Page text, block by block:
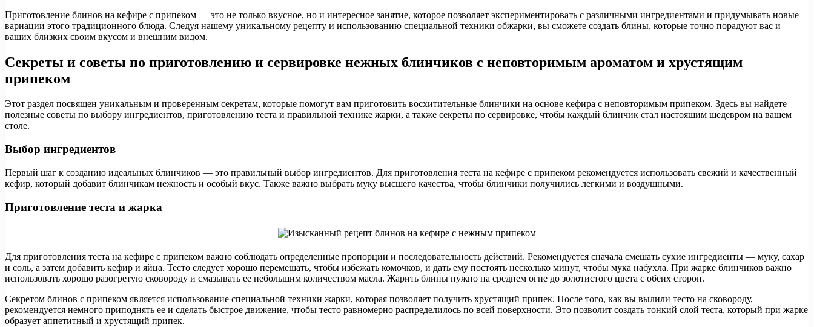
Приготовление блинов на кефире с припеком — это не только вкусное, но и интересное занятие, которое позволяет экспериментировать с различными ингредиентами и придумывать новые
вариации этого традиционного блюда. Следуя нашему уникальному рецепту и использованию специальной техники обжарки, вы сможете создать блины, которые точно порадуют вас и
ваших близких своим вкусом и внешним видом.
Секреты и советы по приготовлению и сервировке нежных блинчиков с неповторимым ароматом и хрустящим
припеком
Этот раздел посвящен уникальным и проверенным секретам, которые помогут вам приготовить восхитительные блинчики на основе кефира с неповторимым припеком. Здесь вы найдете
полезные советы по выбору ингредиентов, приготовлению теста и правильной технике жарки, а также секреты по сервировке, чтобы каждый блинчик стал настоящим шедевром на вашем
столе.
Выбор ингредиентов
Первый шаг к созданию идеальных блинчиков — это правильный выбор ингредиентов. Для приготовления теста на кефире с припеком рекомендуется использовать свежий и качественный
кефир, который добавит блинчикам нежность и особый вкус. Также важно выбрать муку высшего качества, чтобы блинчики получились легкими и воздушными.
Приготовление теста и жарка
Для приготовления теста на кефире с припеком важно соблюдать определенные пропорции и последовательность действий. Рекомендуется сначала смешать сухие ингредиенты — муку, сахар
и соль, а затем добавить кефир и яйца. Тесто следует хорошо перемешать, чтобы избежать комочков, и дать ему постоять несколько минут, чтобы мука набухла. При жарке блинчиков важно
использовать хорошо разогретую сковороду и смазывать ее небольшим количеством масла. Жарить блины нужно на среднем огне до золотистого цвета с обеих сторон.
Секретом блинов с припеком является использование специальной техники жарки, которая позволяет получить хрустящий припек. После того, как вы вылили тесто на сковороду,
рекомендуется немного приподнять ее и сделать быстрое движение, чтобы тесто равномерно распределилось по всей поверхности. Это позволит создать тонкий слой теста, который при жарке
образует аппетитный и хрустящий припек.